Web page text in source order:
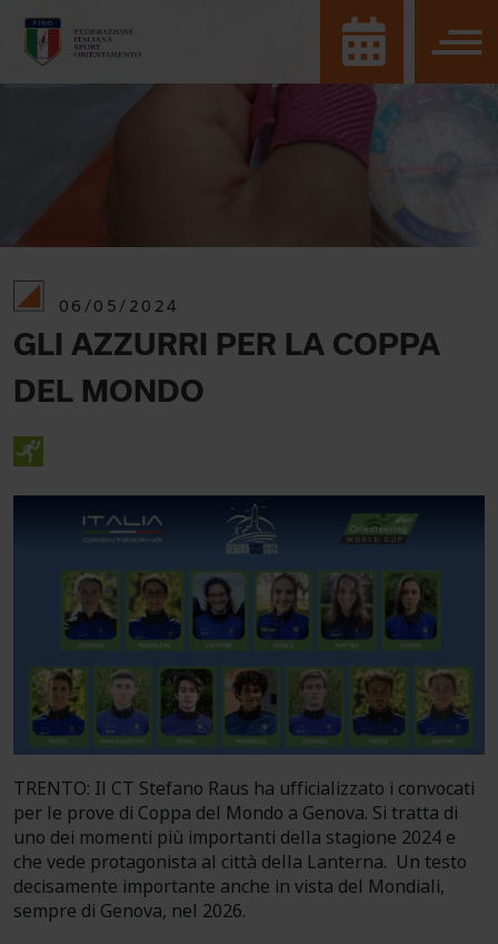
06/05/2024
GLI AZZURRI PER LA COPPA
DEL MONDO
TRENTO: Il CT Stefano Raus ha ufficializzato i convocati
per le prove di Coppa del Mondo a Genova. Si tratta di
uno dei momenti più importanti della stagione 2024 e
che vede protagonista al città della Lanterna. Un testo
decisamente importante anche in vista del Mondiali,
sempre di Genova, nel 2026.